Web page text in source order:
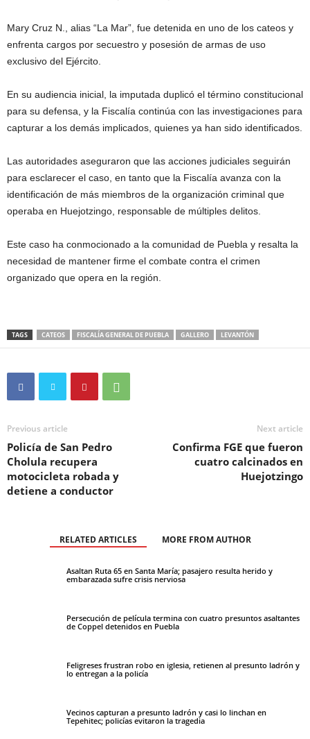
Mary Cruz N., alias “La Mar”, fue detenida en uno de los cateos y
enfrenta cargos por secuestro y posesión de armas de uso
exclusivo del Ejército.
En su audiencia inicial, la imputada duplicó el término constitucional
para su defensa, y la Fiscalía continúa con las investigaciones para
capturar a los demás implicados, quienes ya han sido identificados.
Las autoridades aseguraron que las acciones judiciales seguirán
para esclarecer el caso, en tanto que la Fiscalía avanza con la
identificación de más miembros de la organización criminal que
operaba en Huejotzingo, responsable de múltiples delitos.
Este caso ha conmocionado a la comunidad de Puebla y resalta la
necesidad de mantener firme el combate contra el crimen
organizado que opera en la región.
TAGS CATEOS FISCALÍA GENERAL DE PUEBLA GALLERO LEVANTÓN
Previous article
Policía de San Pedro
Cholula recupera
motocicleta robada y
detiene a conductor
Next article
Confirma FGE que fueron
cuatro calcinados en
Huejotzingo
RELATED ARTICLES MORE FROM AUTHOR
Asaltan Ruta 65 en Santa María; pasajero resulta herido y
embarazada sufre crisis nerviosa
Persecución de película termina con cuatro presuntos asaltantes
de Coppel detenidos en Puebla
Feligreses frustran robo en iglesia, retienen al presunto ladrón y
lo entregan a la policía
Vecinos capturan a presunto ladrón y casi lo linchan en
Tepehitec; policías evitaron la tragedia